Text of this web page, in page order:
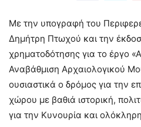
Με την υπογραφή του
Δημήτρη Πτωχού και την
χρηματοδότησης για το έργο
Αναβάθμιση Αρχαιολογικού
ουσιαστικά ο δρόμος για την
χώρου με βαθιά ιστορική,
για την Κυνουρία και